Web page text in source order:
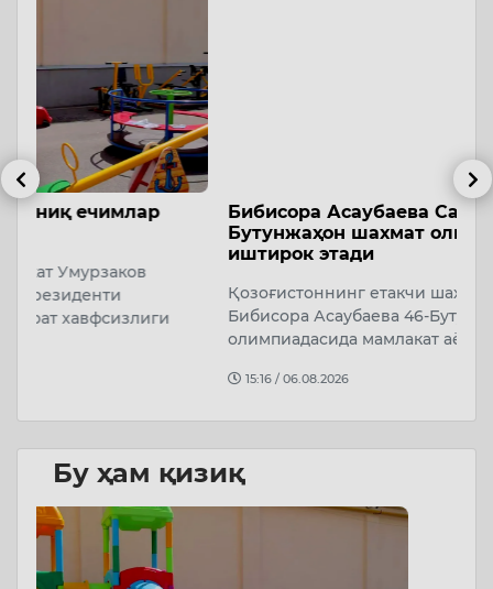
Бибисора Асаубаева Самарқанддаги
Бутунжаҳон шахмат олимпиадасида
Қозоғистоннинг етакчи шахматчиларидан бири
Бибисора Асаубаева 46-Бутунжаҳон шахмат
олимпиадасида мамлакат аёллар терма жамоа…
Бу ҳам қизиқ